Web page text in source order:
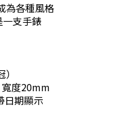
為各種風格
一支手錶
度20mm
日期顯示